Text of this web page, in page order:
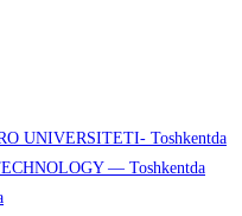
UNIVERSITETI- Toshkentda
— Toshkentda